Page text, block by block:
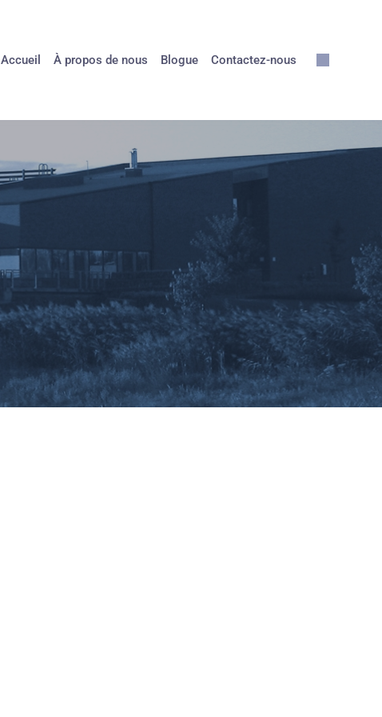
Accueil À propos de nous Blogue Contactez-nous